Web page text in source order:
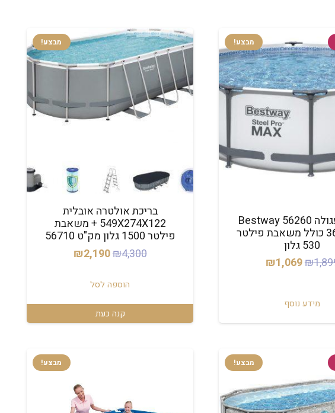
מבצע!
בריכה עגולה Bestway 56260
366X100 כולל משאבת פילטר
530 גלון
₪המחיר
₪1,899.
₪1,069
מידע נוסף
מבצע!
בריכת אולטרה אובלית
549X274X122 + משאבת
פילטר 1500 גלון מק"ט 56710
₪4,300
המחיר
היה:
₪4,300.
₪2,190
₪2,190.
הוספה לסל
קנה כעת
מבצע! מבצע!